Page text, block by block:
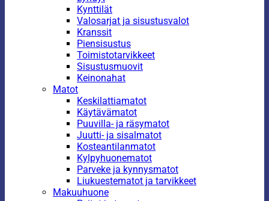
Kynttilät
Valosarjat ja sisustusvalot
Kranssit
Piensisustus
Toimistotarvikkeet
Sisustusmuovit
Keinonahat
Matot
Keskilattiamatot
Käytävämatot
Puuvilla- ja räsymatot
Juutti- ja sisalmatot
Kosteantilanmatot
Kylpyhuonematot
Parveke ja kynnysmatot
Liukuestematot ja tarvikkeet
Makuuhuone